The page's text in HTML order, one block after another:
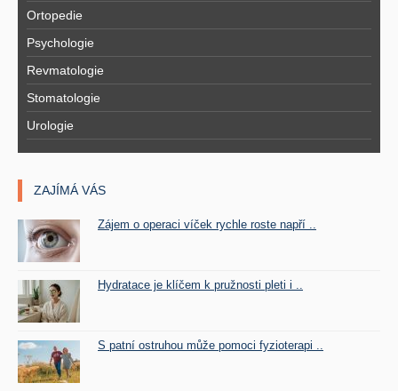
Ortopedie
Psychologie
Revmatologie
Stomatologie
Urologie
ZAJÍMÁ VÁS
Zájem o operaci víček rychle roste napří ..
Hydratace je klíčem k pružnosti pleti i ..
S patní ostruhou může pomoci fyzioterapi ..